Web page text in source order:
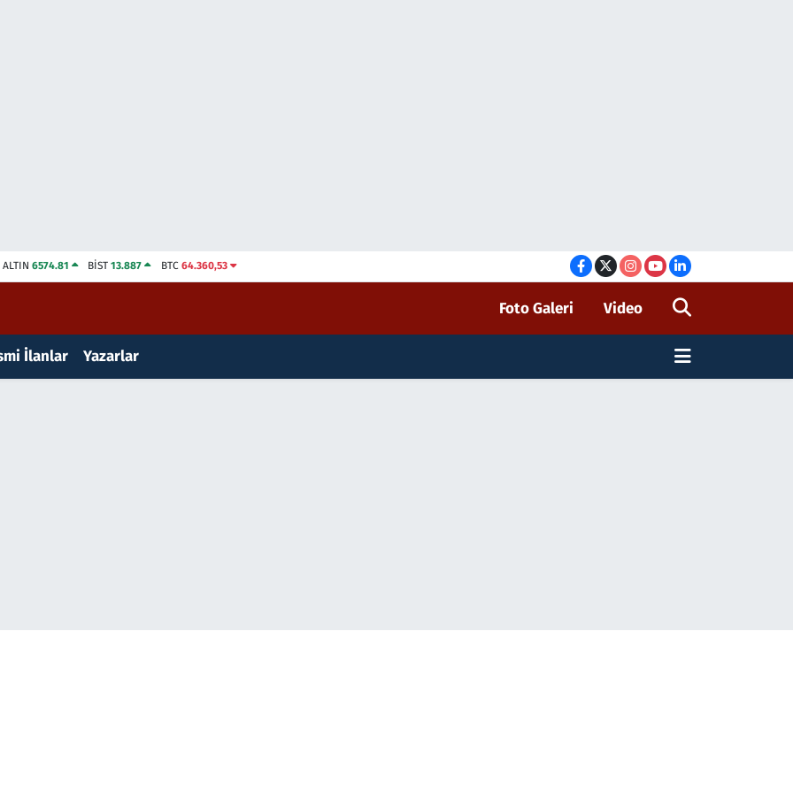
ALTIN 6574.81 BİST13.887 BTC 64.360,53
Foto Galeri Video
İlanlar Yazarlar